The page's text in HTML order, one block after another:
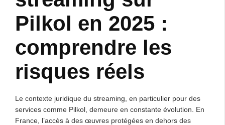
Pilkol en 2025 :
comprendre les
risques réels
Le contexte juridique du streaming, en particulier pour des
services comme Pilkol, demeure en constante évolution. En
France, l’accès à des œuvres protégées en dehors des